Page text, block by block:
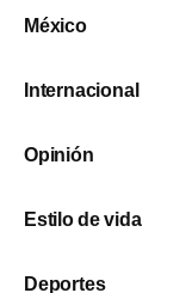
México
Internacional
Opinión
Estilo de vida
Deportes